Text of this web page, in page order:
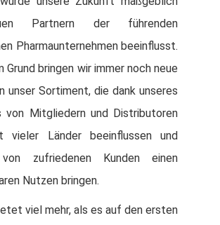
Partnern der führenden
Pharmaunternehmen beeinflusst.
Grund bringen wir immer noch neue
unser Sortiment, die dank unseres
von Mitgliedern und Distributoren
vieler Länder beeinflussen und
zufriedenen Kunden einen
Nutzen bringen.
viel mehr, als es auf den ersten